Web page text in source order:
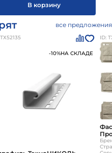
В корзину
все предложения
-10%НА СКЛАДЕ
ID: